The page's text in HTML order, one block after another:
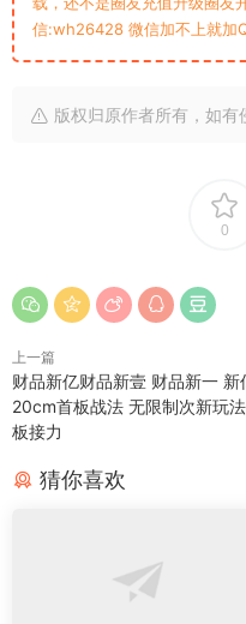
信:wh26428 微信加不上就加
版权归原作者所有，如有
0
上一篇
财品新亿财品新壹 财品新一 新
20cm首板战法 无限制次新玩
板接力
猜你喜欢